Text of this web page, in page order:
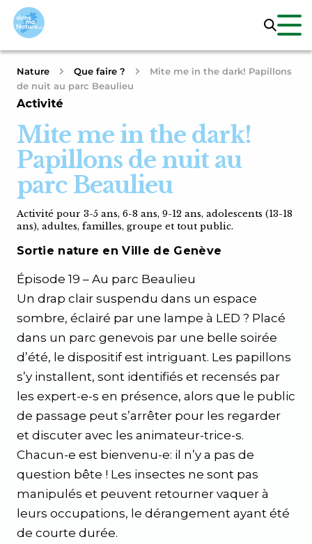
Nature Que faire ?
Mite me in the dark! Papillons
de nuit au parc Beaulieu
Activité
Mite me in the dark!
Papillons de nuit au
parc Beaulieu
Activité pour 3-5 ans, 6-8 ans, 9-12 ans, adolescents (13-18
ans), adultes, familles, groupe et tout public.
Sortie nature en Ville de Genève
Épisode 19 – Au parc Beaulieu
Un drap clair suspendu dans un espace
sombre, éclairé par une lampe à LED ? Placé
dans un parc genevois par une belle soirée
d’été, le dispositif est intriguant. Les papillons
s’y installent, sont identifiés et recensés par
les expert-e-s en présence, alors que le public
de passage peut s’arrêter pour les regarder
et discuter avec les animateur-trice-s.
Chacun-e est bienvenu-e: il n’y a pas de
question bête ! Les insectes ne sont pas
manipulés et peuvent retourner vaquer à
leurs occupations, le dérangement ayant été
de courte durée.